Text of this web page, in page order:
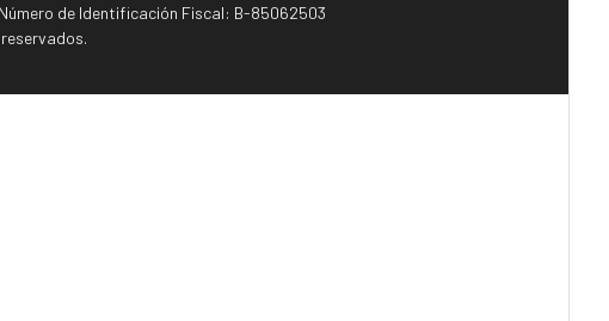
de Identificación Fiscal: B-85062503